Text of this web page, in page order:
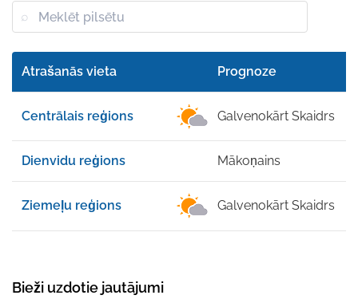
Atrašanās vieta Prognoze
Centrālais reģions Galvenokārt Skaidrs
Dienvidu reģions Mākoņains
Ziemeļu reģions Galvenokārt Skaidrs
Bieži uzdotie jautājumi